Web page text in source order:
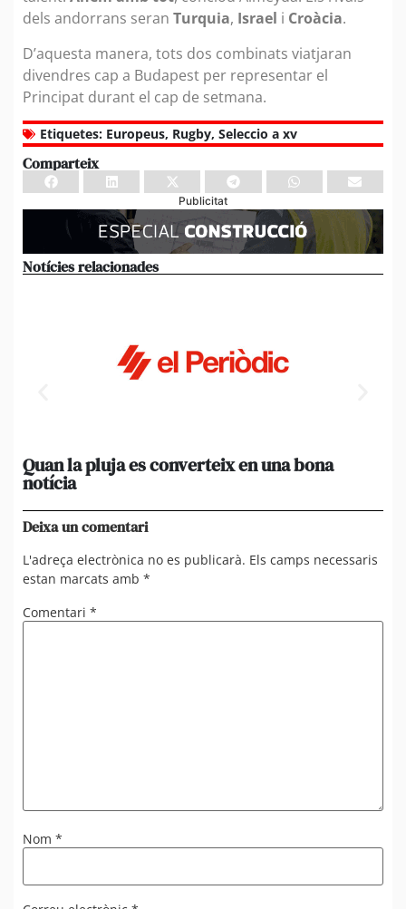
dels andorrans seran Turquia, Israel i Croàcia.
D’aquesta manera, tots dos combinats viatjaran
divendres cap a Budapest per representar el
Principat durant el cap de setmana.
Etiquetes: Europeus, Rugby, Seleccio a xv
Comparteix
Publicitat
Notícies relacionades
Quan la pluja es converteix en una bona
notícia
Deixa un comentari
L'adreça electrònica no es publicarà. Els camps necessaris
estan marcats amb *
Comentari *
Nom *